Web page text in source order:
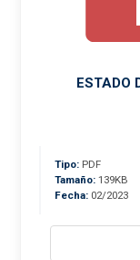
ESTADO
Tipo: PDF
Tamaño: 139KB
Fecha: 02/2023